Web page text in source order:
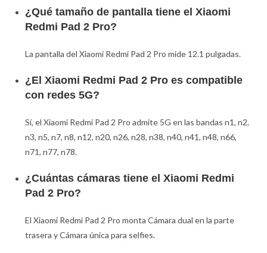
¿Qué tamaño de pantalla tiene el Xiaomi
Redmi Pad 2 Pro?
La pantalla del Xiaomi Redmi Pad 2 Pro mide 12.1 pulgadas.
¿El Xiaomi Redmi Pad 2 Pro es compatible
con redes 5G?
Sí, el Xiaomi Redmi Pad 2 Pro admite 5G en las bandas n1, n2,
n3, n5, n7, n8, n12, n20, n26, n28, n38, n40, n41, n48, n66,
n71, n77, n78.
¿Cuántas cámaras tiene el Xiaomi Redmi
Pad 2 Pro?
El Xiaomi Redmi Pad 2 Pro monta Cámara dual en la parte
trasera y Cámara única para selfies.